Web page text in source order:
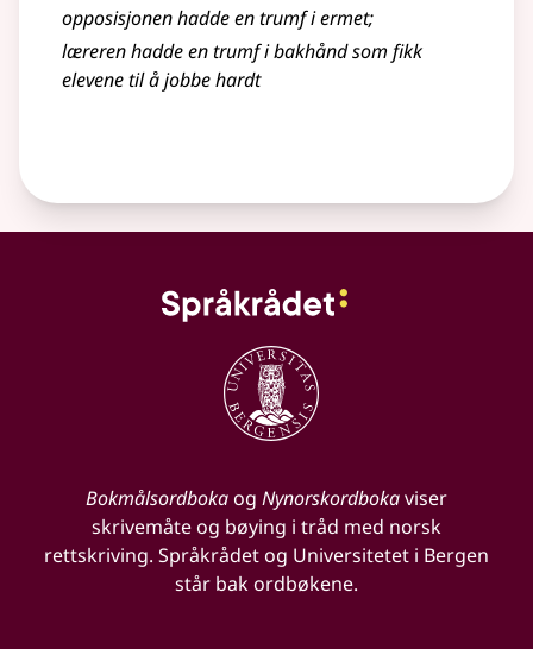
opposisjonen hadde en trumf i ermet;
læreren hadde en trumf i bakhånd som fikk
elevene til å jobbe hardt
Bokmålsordbokaog Nynorskordbokaviser
skrivemåte og bøying i tråd med norsk
rettskriving. Språkrådet og Universitetet i Bergen
står bak ordbøkene.